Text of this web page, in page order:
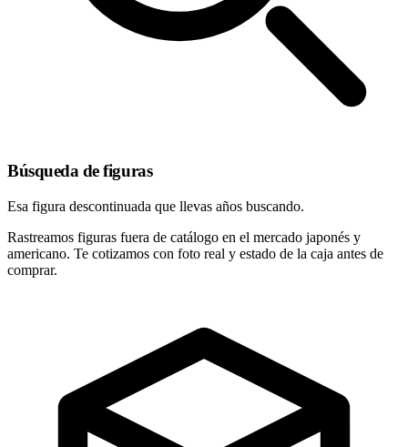
Búsqueda de figuras
Esa figura descontinuada que llevas años buscando.
Rastreamos figuras fuera de catálogo en el mercado japonés y
americano. Te cotizamos con foto real y estado de la caja antes de
comprar.